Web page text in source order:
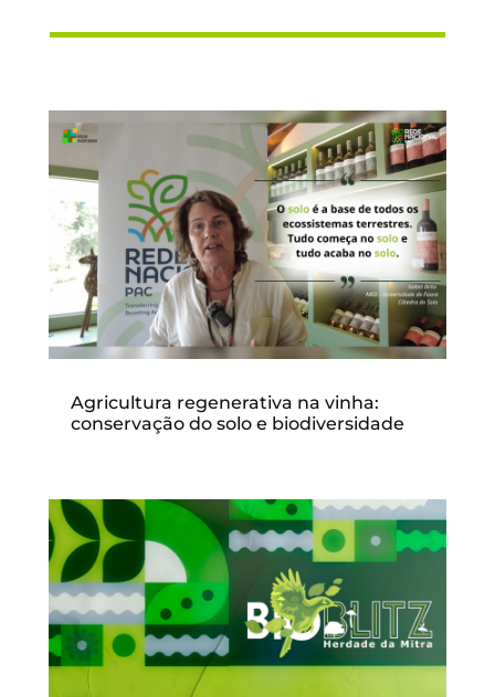
Agricultura regenerativa na vinha:
conservação do solo e biodiversidade